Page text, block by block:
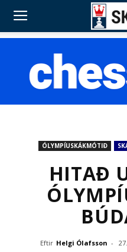
ÓLYMPÍUSKÁKMÓTIÐ
HITAÐ
Eftir Helgi Ólafsson -